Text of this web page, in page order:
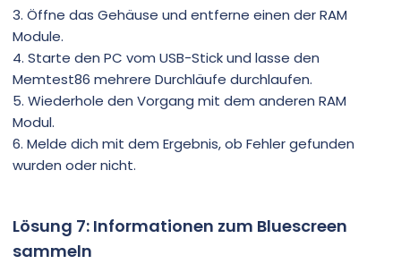
3. Öffne das Gehäuse und entferne einen der RAM
Module.
4. Starte den PC vom USB-Stick und lasse den
Memtest86 mehrere Durchläufe durchlaufen.
5. Wiederhole den Vorgang mit dem anderen RAM
Modul.
6. Melde dich mit dem Ergebnis, ob Fehler gefunden
wurden oder nicht.
Lösung 7: Informationen zum Bluescreen
sammeln